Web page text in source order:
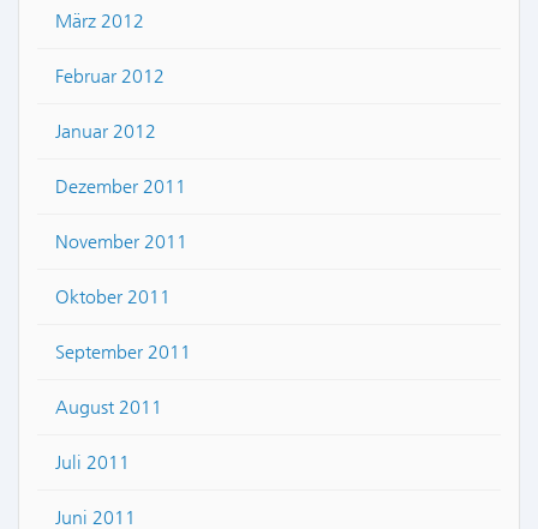
März 2012
Februar 2012
Januar 2012
Dezember 2011
November 2011
Oktober 2011
September 2011
August 2011
Juli 2011
Juni 2011